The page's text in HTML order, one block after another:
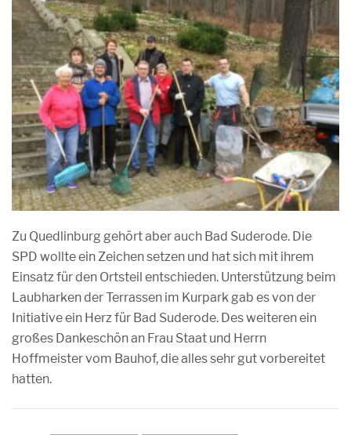
Zu Quedlinburg gehört aber auch Bad Suderode. Die
SPD wollte ein Zeichen setzen und hat sich mit ihrem
Einsatz für den Ortsteil entschieden. Unterstützung beim
Laubharken der Terrassen im Kurpark gab es von der
Initiative ein Herz für Bad Suderode. Des weiteren ein
großes Dankeschön an Frau Staat und Herrn
Hoffmeister vom Bauhof, die alles sehr gut vorbereitet
hatten.